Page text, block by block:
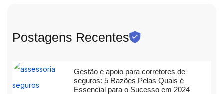
Postagens Recentes
Gestão e apoio para corretores de
seguros: 5 Razões Pelas Quais é
Essencial para o Sucesso em 2024